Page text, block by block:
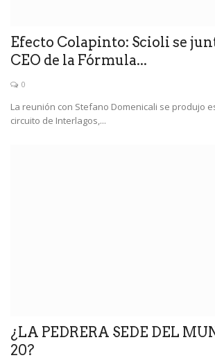
Efecto Colapinto: Scioli se
CEO de la Fórmula...
0
La reunión con Stefano Domenicali se produjo
circuito de Interlagos,...
¿LA PEDRERA SEDE DEL
20?